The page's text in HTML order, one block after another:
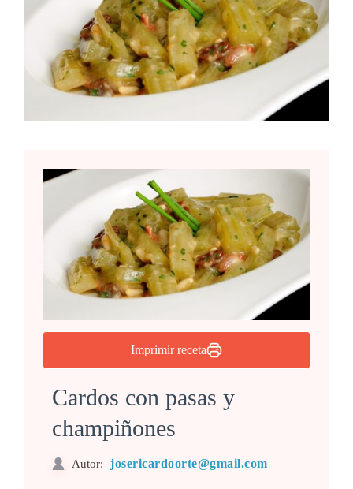
Imprimir receta
Cardos con pasas y
champiñones
Autor: josericardoorte@gmail.com